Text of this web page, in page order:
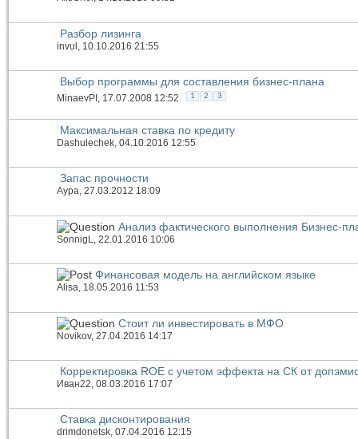
Разбор лизинга
invul , 10.10.2016 21:55
Выбор программы для составления бизнес-плана
MinaevPI , 17.07.2008 12:52 1 2 3
Максимальная ставка по кредиту
Dashulechek , 04.10.2016 12:55
Запас прочности
Аура, 27.03.2012 18:09
Анализ фактического выполнения Бизнес-
SonnigL , 22.01.2016 10:06
Финансовая модель на английском языке
Alisa, 18.05.2016 11:53
Стоит ли инвестировать в МФО
Novikov, 27.04.2016 14:17
Корректировка ROE с учетом эффекта на СК от
Иван22, 08.03.2016 17:07
Ставка дисконтирования
drimdonetsk, 07.04.2016 12:15